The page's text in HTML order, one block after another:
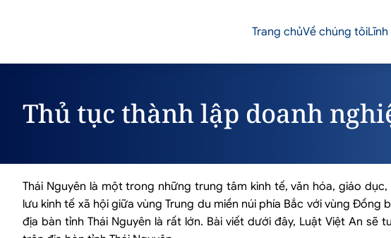
Trang chủVề chúng tôi
Thủ tục thành lập doanh
Thái Nguyên là một trong những trung tâm kinh tế, văn hóa, giáo
lưu kinh tế xã hội giữa vùng Trung du miền núi phía Bắc với vùng
địa bàn tỉnh Thái Nguyên là rất lớn. Bài viết dưới đây, Luật Việt An